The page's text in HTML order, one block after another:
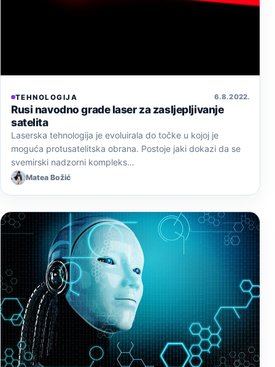
TEHNOLOGIJA 6. 8. 2022.
Rusi navodno grade laser za zasljepljivanje
satelita
Laserska tehnologija je evoluirala do točke u kojoj je
moguća protusatelitska obrana. Postoje jaki dokazi da se
svemirski nadzorni kompleks…
Matea Božić